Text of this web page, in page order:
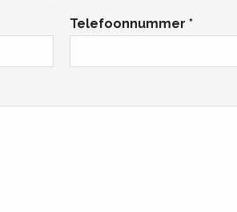
Telefoonnummer *